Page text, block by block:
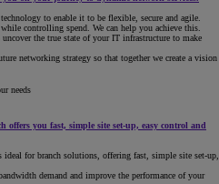
to enable it to be flexible, secure and agile.
controlling spend. We can help you achieve this.
the true state of your IT infrastructure to make
networking strategy so that together we create a vision
needs
offers you fast, simple site set-up, easy control and
for branch solutions, offering fast, simple site set-up,
demand and improve the performance of your